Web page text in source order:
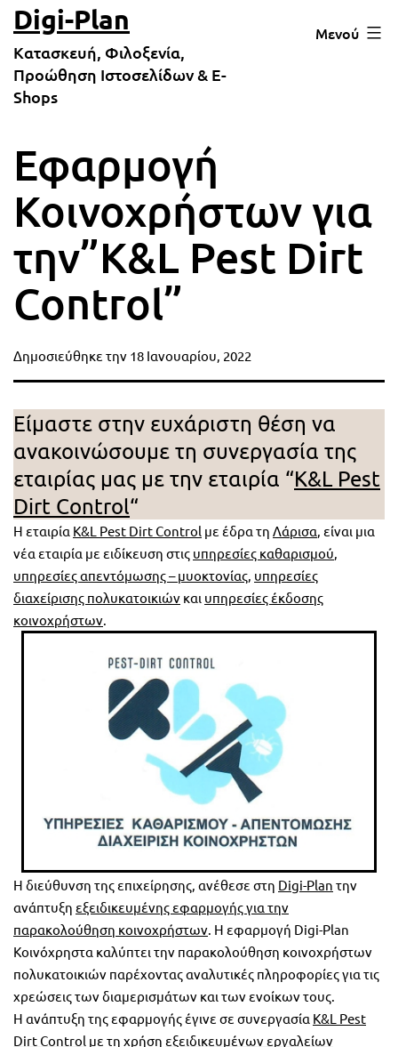
Μετάβαση
σε
περιεχόμενο
Digi-Plan
Κατασκευή, Φιλοξενία,
Προώθηση Ιστοσελίδων & E-
Shops
Μενού
Εφαρμογή
Κοινοχρήστων για
την”K&L Pest Dirt
Control”
Δημοσιεύθηκε την 18 Ιανουαρίου, 2022
Είμαστε στην ευχάριστη θέση να
ανακοινώσουμε τη συνεργασία της
εταιρίας μας με την εταιρία “K&L Pest
Dirt Control“
Η εταιρία K&L Pest Dirt Control με έδρα τη Λάρισα, είναι μια
νέα εταιρία με ειδίκευση στις υπηρεσίες καθαρισμού,
υπηρεσίες απεντόμωσης – μυοκτονίας, υπηρεσίες
διαχείρισης πολυκατοικιών και υπηρεσίες έκδοσης
κοινοχρήστων.
Η διεύθυνση της επιχείρησης, ανέθεσε στη Digi-Plan την
ανάπτυξη εξειδικευμένης εφαρμογής για την
παρακολούθηση κοινοχρήστων. Η εφαρμογή Digi-Plan
Κοινόχρηστα καλύπτει την παρακολούθηση κοινοχρήστων
πολυκατοικιών παρέχοντας αναλυτικές πληροφορίες για τις
χρεώσεις των διαμερισμάτων και των ενοίκων τους.
Η ανάπτυξη της εφαρμογής έγινε σε συνεργασία K&L Pest
Dirt Control με τη χρήση εξειδικευμένων εργαλείων